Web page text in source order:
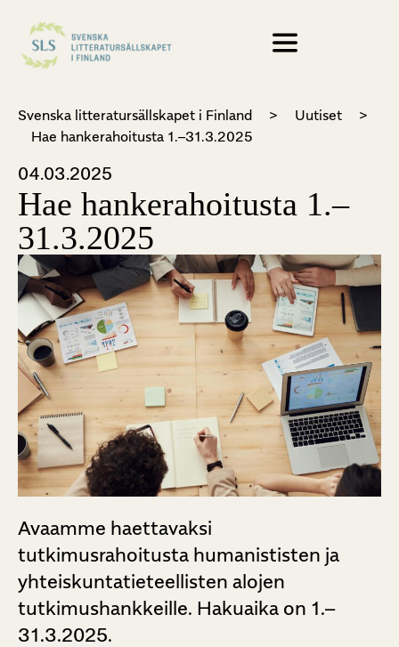
Svenska litteratursällskapet i Finland > Uutiset
>
Hae hankerahoitusta 1.–31.3.2025
04.03.2025
Hae hankerahoitusta 1.–
31.3.2025
Avaamme haettavaksi
tutkimusrahoitusta humanististen ja
yhteiskuntatieteellisten alojen
tutkimushankkeille. Hakuaika on 1.–
31.3.2025.